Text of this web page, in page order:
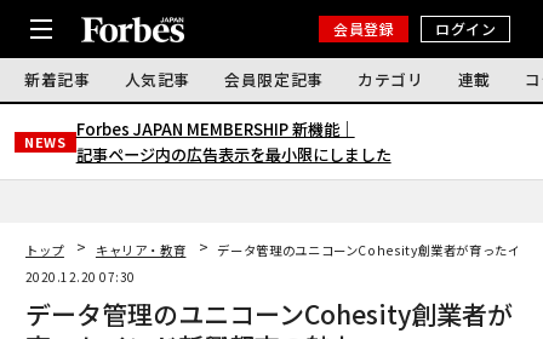
会員登録 ログイン
新着記事 人気記事 会員限定記事 カテゴリ 連載
NEWS
Forbes JAPAN MEMBERSHIP 新機能｜
記事ページ内の広告表示を最小限にしました
トップ キャリア・教育
データ管理のユニコーンCohesity創業者が育ったイン
2020.12.20 07:30
データ管理のユニコーンCohesity創業者が